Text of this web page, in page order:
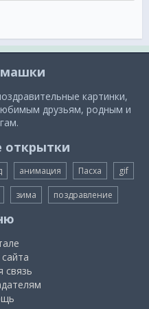
картинки,
друзьям, родным и
открытки
анимация Пасха gif
зима поздравление
связь